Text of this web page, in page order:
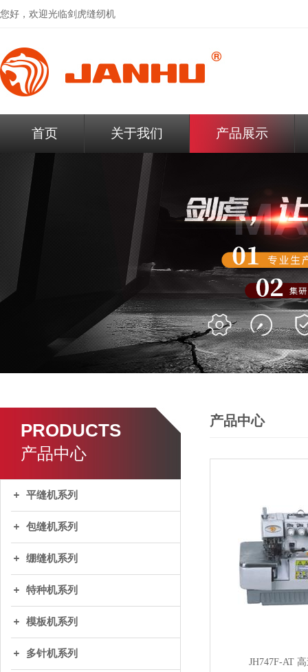
您好，欢迎光临剑虎缝纫机
首页 关于我们 产品展示
PRODUCTS
产品中心
平缝机系列
包缝机系列
绷缝机系列
特种机系列
模板机系列
多针机系列
产品中心
JH747F-AT